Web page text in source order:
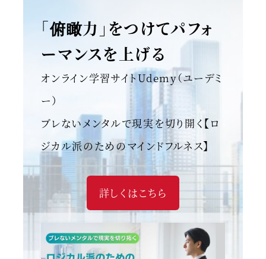
「俯瞰力」をつけてパフォ
ーマンスを上げる
オンライン学習サイトUdemy（ユーデミ
ー）
ブレないメンタルで現実を切り開く【ロ
ジカル派のためのマインドフルネス】
詳しくはこちら